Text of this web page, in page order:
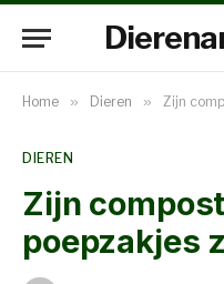
Home » Dieren » Zijn
DIEREN
Zijn
poepzakjes